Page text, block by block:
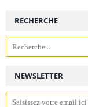
NEWSLETTER
RECHERCHE